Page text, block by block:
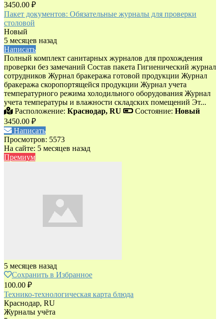
3450.00 ₽
Пакет документов: Обязательные журналы для проверки
столовой
Новый
5 месяцев назад
Написать
Полный комплект санитарных журналов для прохождения
проверки без замечаний Состав пакета Гигиенический журнал
сотрудников Журнал бракеража готовой продукции Журнал
бракеража скоропортящейся продукции Журнал учета
температурного режима холодильного оборудования Журнал
учета температуры и влажности складских помещений Эт...
Расположение: Краснодар, RU Состояние: Новый
3450.00 ₽
Написать
Просмотров: 5573
На сайте: 5 месяцев назад
Премиум
5 месяцев назад
Сохранить в Избранное
100.00 ₽
Технико-технологическая карта блюда
Краснодар, RU
Журналы учёта